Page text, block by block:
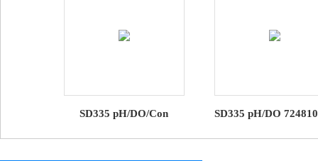
SD335 pH/DO/Con
测定仪SD335 罗威邦电化
SD335 pH/DO
SD335 罗威邦电化